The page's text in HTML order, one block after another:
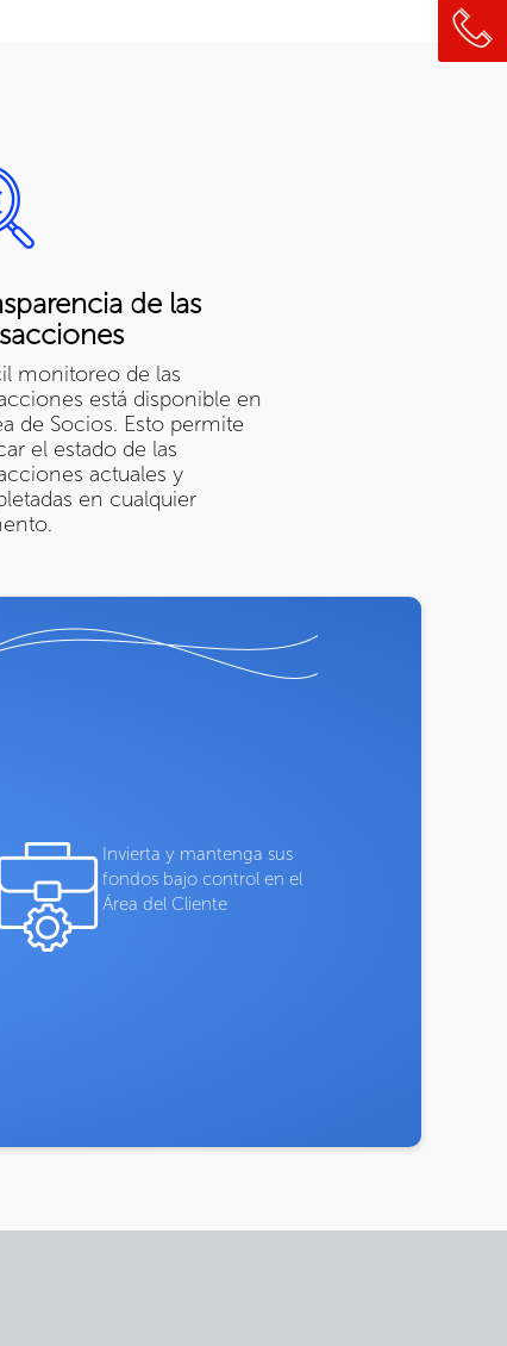
de las
monitoreo de las
está disponible en
de Socios. Esto permite
el estado de las
actuales y
en cualquier
Invierta y mantenga sus
fondos bajo control en el
Área del Cliente